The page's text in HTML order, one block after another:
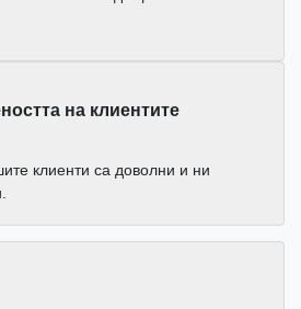
на клиентите
клиенти са доволни и ни